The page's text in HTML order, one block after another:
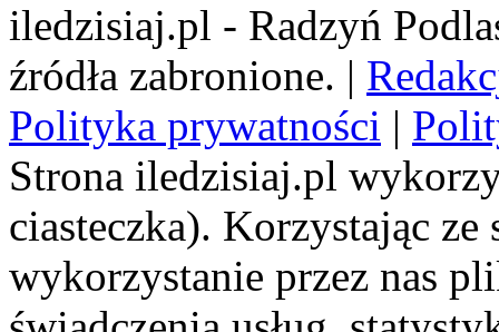
iledzisiaj.pl - Radzyń
źródła zabronione. |
Polityka prywatności |
Strona iledzisiaj.pl
ciasteczka). Korzystając
wykorzystanie przez nas